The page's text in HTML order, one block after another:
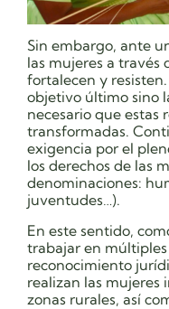
Sin embargo, ante
las mujeres a través
fortalecen y
objetivo último sino
necesario que estas
transformadas.
exigencia por el
los derechos de las
denominaciones:
juventudes…).
En este sentido,
trabajar en
reconocimiento
realizan las mujeres
zonas rurales, así